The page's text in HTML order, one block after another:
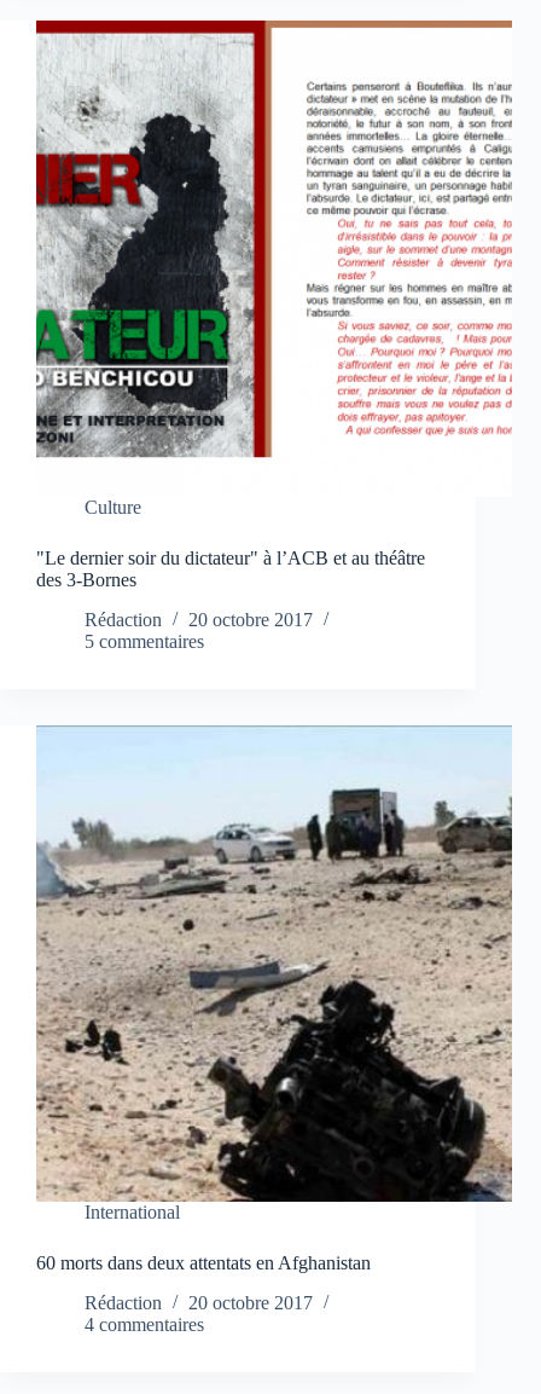
Culture
"Le dernier soir du dictateur" à l’ACB et au théâtre
des 3-Bornes
Rédaction
20 octobre 2017
5 commentaires
International
60 morts dans deux attentats en Afghanistan
Rédaction
20 octobre 2017
4 commentaires